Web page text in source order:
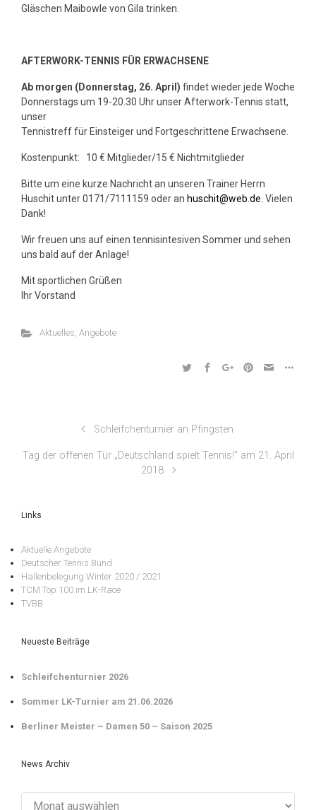
Gläschen Maibowle von Gila trinken.
AFTERWORK-TENNIS FÜR ERWACHSENE
Ab morgen (Donnerstag, 26. April) findet wieder jede Woche
Donnerstags um 19-20.30 Uhr unser Afterwork-Tennis statt,
unser
Tennistreff für Einsteiger und Fortgeschrittene Erwachsene.
Kostenpunkt: 10 € Mitglieder/15 € Nichtmitglieder
Bitte um eine kurze Nachricht an unseren Trainer Herrn
Huschit unter 0171/7111159 oder an huschit@web.de . Vielen
Dank!
Wir freuen uns auf einen tennisintesiven Sommer und sehen
uns bald auf der Anlage!
Mit sportlichen Grüßen
Ihr Vorstand
Aktuelles, Angebote
Schleifchenturnier an Pfingsten
Tag der offenen Tür „Deutschland spielt Tennis!“ am 21. April
2018
Links
Aktuelle Angebote
Deutscher Tennis Bund
Hallenbelegung Winter 2020 / 2021
TCM Top 100 im LK-Race
TVBB
Neueste Beiträge
Schleifchenturnier 2026
Sommer LK-Turnier am 21.06.2026
Berliner Meister – Damen 50 – Saison 2025
News Archiv